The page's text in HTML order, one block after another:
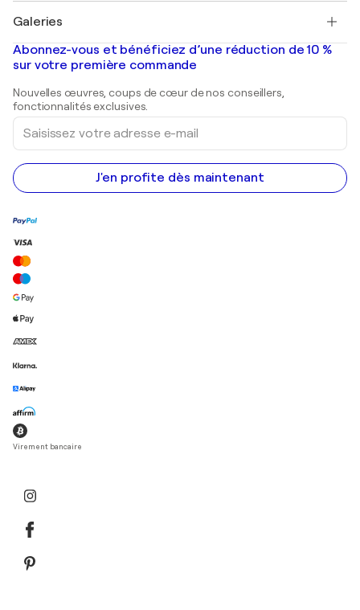
Banksy
Mr. Brainwash
Shepard Fairey
Tableaux abstraits à vendre
Peintures de paysage
Estampes
Peintures acryliques
Galeries
Galeries d'art en France
Galeries d'art en Belgique
Abonnez-vous et bénéficiez d’une réduction de 10 %
sur votre première commande
Nouvelles œuvres, coups de cœur de nos conseillers,
fonctionnalités exclusives.
Saisissez
votre
adresse
e-
mail
J'en profite dès maintenant
Virement bancaire